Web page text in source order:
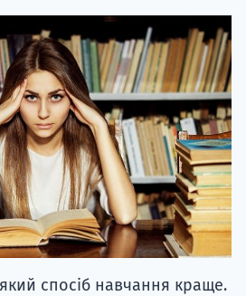
спосіб навчання краще.